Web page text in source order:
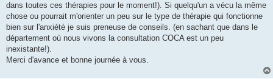
dans toutes ces thérapies pour le moment!). Si quelqu'un a vécu la même
chose ou pourrait m'orienter un peu sur le type de thérapie qui fonctionne
bien sur l'anxiété je suis preneuse de conseils. (en sachant que dans le
département où nous vivons la consultation COCA est un peu
inexistante!).
Merci d'avance et bonne journée à vous.